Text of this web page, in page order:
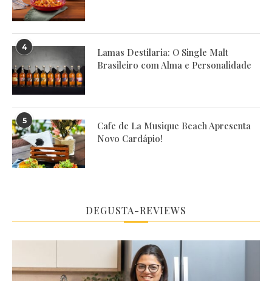
4
Lamas Destilaria: O Single Malt
Brasileiro com Alma e Personalidade
5
Cafe de La Musique Beach Apresenta
Novo Cardápio!
DEGUSTA-REVIEWS